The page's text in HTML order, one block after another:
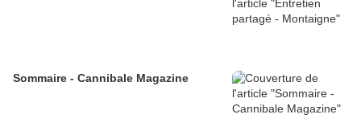
Sommaire - Cannibale Magazine